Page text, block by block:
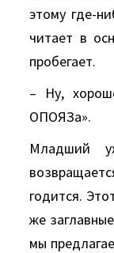
этому где-
читает в
пробегает.
– Ну,
ОПОЯЗа».
Младший
годится.
же
мы